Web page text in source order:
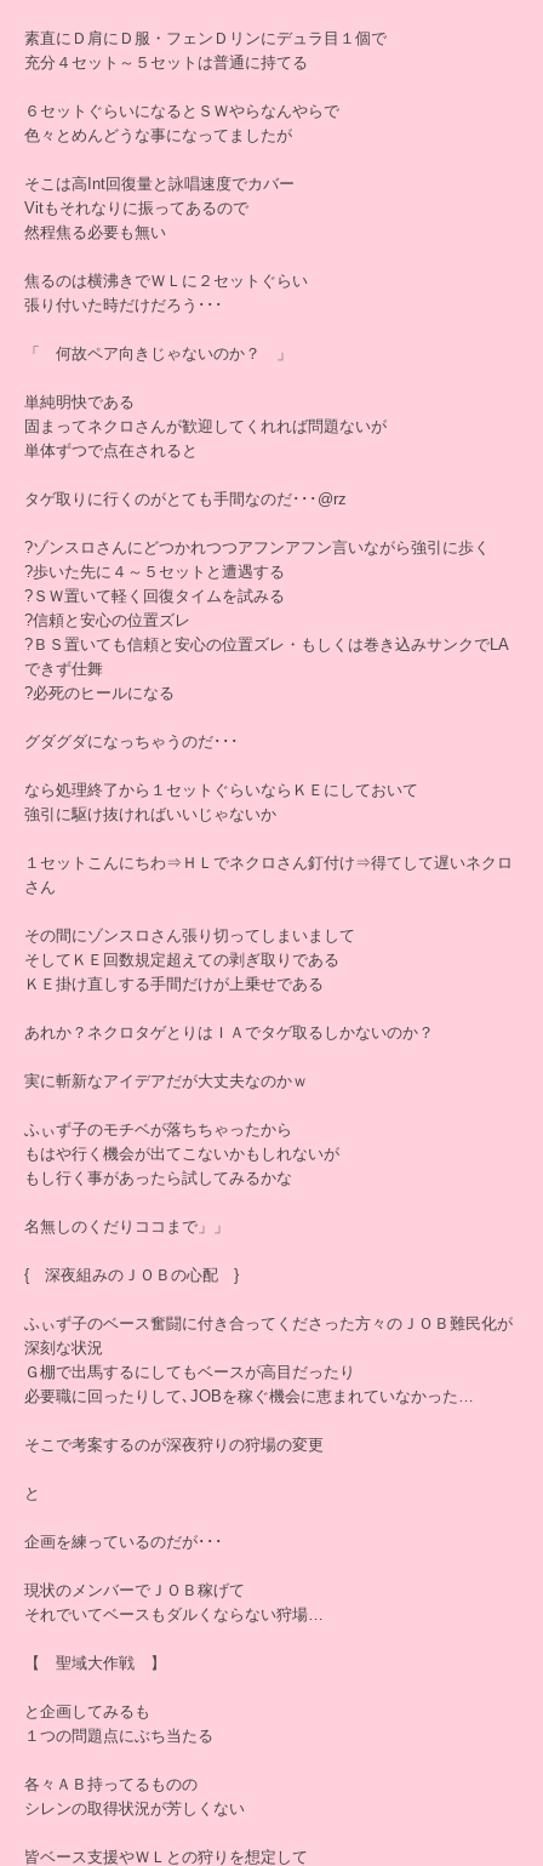
素直にＤ肩にＤ服・フェンＤリンにデュラ目１個で
充分４セット～５セットは普通に持てる
６セットぐらいになるとＳＷやらなんやらで
色々とめんどうな事になってましたが
そこは高Int回復量と詠唱速度でカバー
Vitもそれなりに振ってあるので
然程焦る必要も無い
焦るのは横沸きでＷＬに２セットぐらい
張り付いた時だけだろう･･･
「 何故ペア向きじゃないのか？ 」
単純明快である
固まってネクロさんが歓迎してくれれば問題ないが
単体ずつで点在されると
タゲ取りに行くのがとても手間なのだ･･･@rz
?ゾンスロさんにどつかれつつアフンアフン言いながら強引に歩く
?歩いた先に４～５セットと遭遇する
?ＳＷ置いて軽く回復タイムを試みる
?信頼と安心の位置ズレ
?ＢＳ置いても信頼と安心の位置ズレ・もしくは巻き込みサンクでLA
できず仕舞
?必死のヒールになる
グダグダになっちゃうのだ･･･
なら処理終了から１セットぐらいならＫＥにしておいて
強引に駆け抜ければいいじゃないか
１セットこんにちわ⇒ＨＬでネクロさん釘付け⇒得てして遅いネクロ
さん
その間にゾンスロさん張り切ってしまいまして
そしてＫＥ回数規定超えての剥ぎ取りである
ＫＥ掛け直しする手間だけが上乗せである
あれか？ネクロタゲとりはＩＡでタゲ取るしかないのか？
実に斬新なアイデアだが大丈夫なのかｗ
ふぃず子のモチベが落ちちゃったから
もはや行く機会が出てこないかもしれないが
もし行く事があったら試してみるかな
名無しのくだりココまで」」
{ 深夜組みのＪＯＢの心配 }
ふぃず子のベース奮闘に付き合ってくださった方々のＪＯＢ難民化が
深刻な状況
Ｇ棚で出馬するにしてもベースが高目だったり
必要職に回ったりして､JOBを稼ぐ機会に恵まれていなかった…
そこで考案するのが深夜狩りの狩場の変更
と
企画を練っているのだが･･･
現状のメンバーでＪＯＢ稼げて
それでいてベースもダルくならない狩場…
【 聖域大作戦 】
と企画してみるも
１つの問題点にぶち当たる
各々ＡＢ持ってるものの
シレンの取得状況が芳しくない
皆ベース支援やＷＬとの狩りを想定して